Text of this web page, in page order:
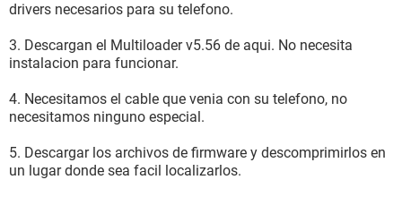
drivers necesarios para su telefono.
3. Descargan el Multiloader v5.56 de aqui. No necesita
instalacion para funcionar.
4. Necesitamos el cable que venia con su telefono, no
necesitamos ninguno especial.
5. Descargar los archivos de firmware y descomprimirlos en
un lugar donde sea facil localizarlos.